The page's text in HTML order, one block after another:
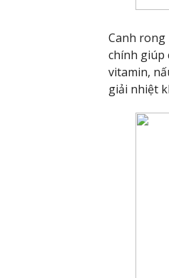
Canh rong
chính giúp
vitamin,
giải nhiệt